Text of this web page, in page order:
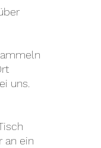
uns.
an ein